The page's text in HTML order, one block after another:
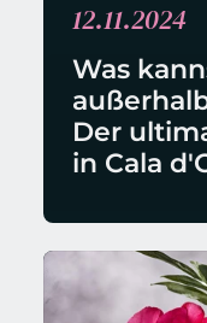
12.11.2024
Was
Der
in Cala